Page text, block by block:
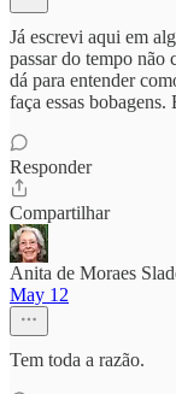
Já escrevi aqui em
passar do tempo não
dá para entender
faça essas
Responder
Compartilhar
Anita de Moraes
May 12
Tem toda a razão.